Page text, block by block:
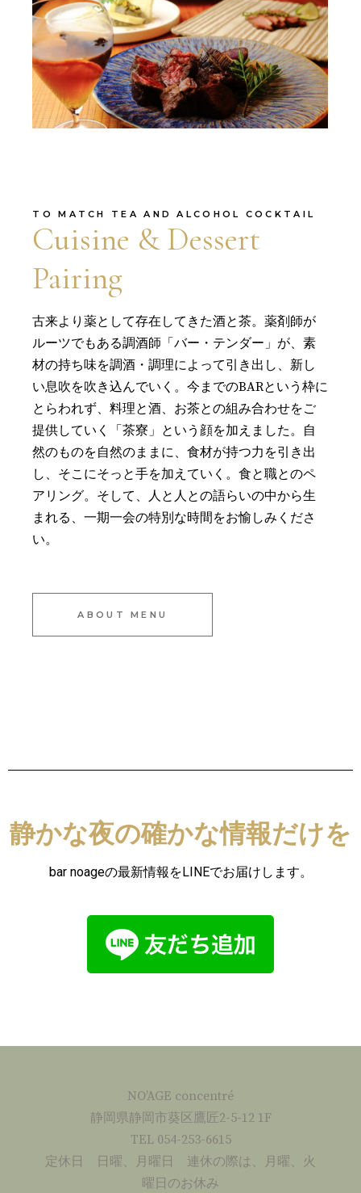
TO MATCH TEA AND ALCOHOL COCKTAIL
Cuisine & Dessert
Pairing
古来より薬として存在してきた酒と茶。薬剤師が
ルーツでもある調酒師「バー・テンダー」が、素
材の持ち味を調酒・調理によって引き出し、新し
い息吹を吹き込んでいく。今までのBARという枠に
とらわれず、料理と酒、お茶との組み合わせをご
提供していく「茶寮」という顔を加えました。自
然のものを自然のままに、食材が持つ力を引き出
し、そこにそっと手を加えていく。食と職とのペ
アリング。そして、人と人との語らいの中から生
まれる、一期一会の特別な時間をお愉しみくださ
い。
ABOUT MENU
静かな夜の確かな情報だけを
bar noageの最新情報をLINEでお届けします。
NO’AGE concentré
静岡県静岡市葵区鷹匠2-5-12 1F
TEL 054-253-6615
定休日 日曜、月曜日 連休の際は、月曜、火
曜日のお休み